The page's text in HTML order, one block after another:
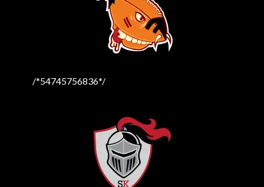
/*54745756836*/